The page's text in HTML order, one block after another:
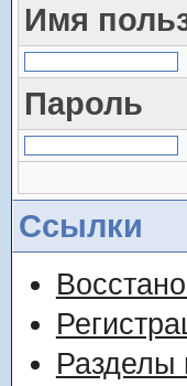
Имя
Пароль
Ссылки